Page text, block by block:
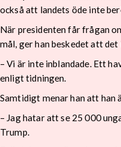
också att landets öde inte
När presidenten får frågan
mål, ger han beskedet att det
– Vi är inte inblandade. Ett
enligt tidningen.
Samtidigt menar han att han
– Jag hatar att se 25 000
Trump.